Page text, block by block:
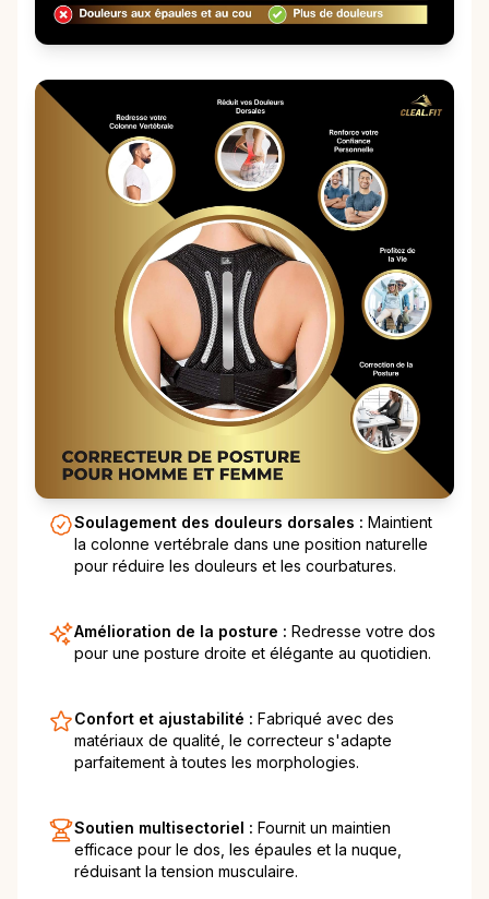
Soulagement des douleurs dorsales : Maintient
la colonne vertébrale dans une position naturelle
pour réduire les douleurs et les courbatures.
Amélioration de la posture : Redresse votre dos
pour une posture droite et élégante au quotidien.
Confort et ajustabilité : Fabriqué avec des
matériaux de qualité, le correcteur s'adapte
parfaitement à toutes les morphologies.
Soutien multisectoriel : Fournit un maintien
efficace pour le dos, les épaules et la nuque,
réduisant la tension musculaire.